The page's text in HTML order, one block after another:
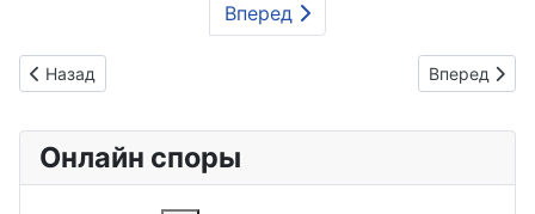
Вперед
Предыдущий: 3 мифа о будущей работе
Назад Следующий:
Вперед
Онлайн споры